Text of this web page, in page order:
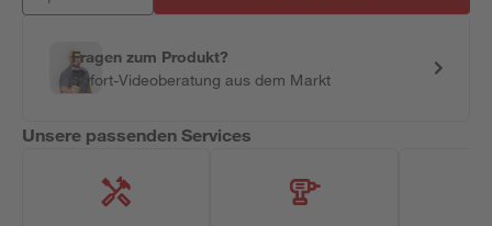
Fragen zum Produkt?
Sofort-Videoberatung aus dem Markt
Unsere passenden Services